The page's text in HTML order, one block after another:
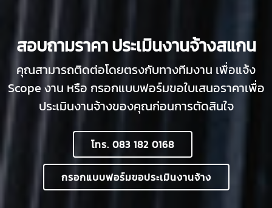
สอบถามราคา ประเมินงานจ้างสแกน
คุณสามารถติดต่อโดยตรงกับทางทีมงาน เพื่อแจ้ง
Scope งาน หรือ กรอกแบบฟอร์มขอใบเสนอราคาเพื่อ
ประเมินงานจ้างของคุณก่อนการตัดสินใจ
โทร. 083 182 0168
กรอกแบบฟอร์มขอประเมินงานจ้าง